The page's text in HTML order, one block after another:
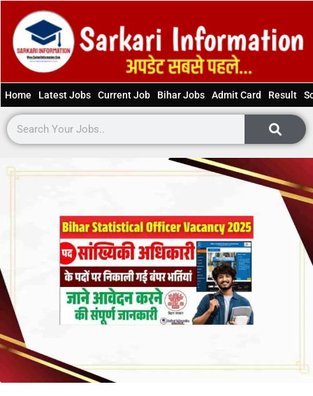
Home Latest Jobs Current Job Bihar Jobs Admit Card Result